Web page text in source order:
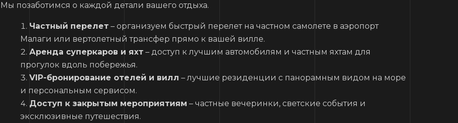
Мы позаботимся о каждой детали вашего отдыха.
Частный перелет– организуем быстрый перелет на частном самолете в аэропорт
Малаги или вертолетный трансфер прямо к вашей вилле.
Аренда суперкаров и яхт– доступ к лучшим автомобилям и частным яхтам для
прогулок вдоль побережья.
VIP-бронирование отелей и вилл – лучшие резиденции с панорамным видом на море
и персональным сервисом.
Доступ к закрытым мероприятиям – частные вечеринки, светские события и
эксклюзивные путешествия.